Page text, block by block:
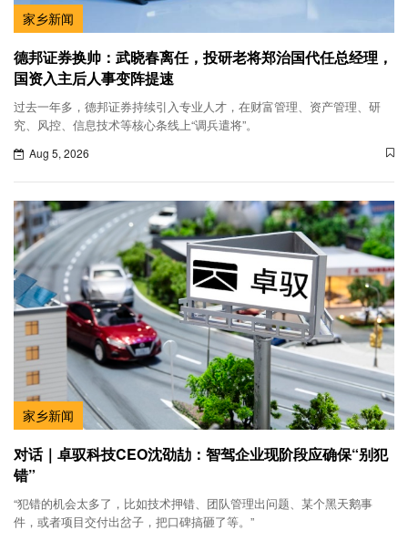
家乡新闻
德邦证券换帅：武晓春离任，投研老将郑治国代任总经理，
国资入主后人事变阵提速
过去一年多，德邦证券持续引入专业人才，在财富管理、资产管理、研
究、风控、信息技术等核心条线上“调兵遣将”。
Aug 5, 2026
家乡新闻
对话｜卓驭科技CEO沈劭劼：智驾企业现阶段应确保“别犯
错”
“犯错的机会太多了，比如技术押错、团队管理出问题、某个黑天鹅事
件，或者项目交付出岔子，把口碑搞砸了等。”